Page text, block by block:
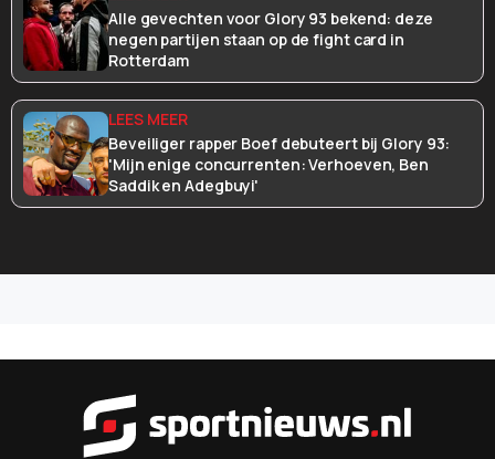
Alle gevechten voor Glory 93 bekend: deze
negen partijen staan op de fight card in
Rotterdam
Beveiliger rapper Boef debuteert bij Glory 93:
'Mijn enige concurrenten: Verhoeven, Ben
Saddik en Adegbuyi'